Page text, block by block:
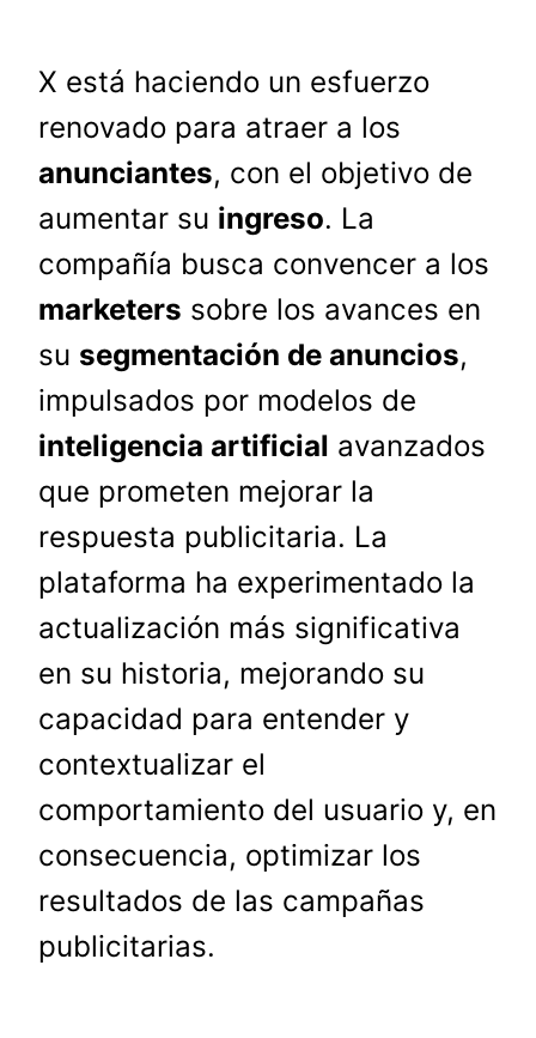
X está haciendo un esfuerzo
renovado para atraer a los
anunciantes, con el objetivo de
aumentar su ingreso. La
compañía busca convencer a los
marketers sobre los avances en
su segmentación de anuncios,
impulsados por modelos de
inteligencia artificial avanzados
que prometen mejorar la
respuesta publicitaria. La
plataforma ha experimentado la
actualización más significativa
en su historia, mejorando su
capacidad para entender y
contextualizar el
comportamiento del usuario y, en
consecuencia, optimizar los
resultados de las campañas
publicitarias.